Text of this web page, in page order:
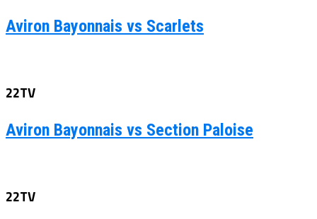
Aviron Bayonnais vs Scarlets
22TV
Aviron Bayonnais vs Section Paloise
22TV